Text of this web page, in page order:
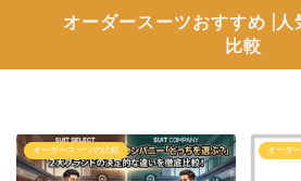
オーダースーツおすすめ |人
比較
オーダースーツの比較 オーダ